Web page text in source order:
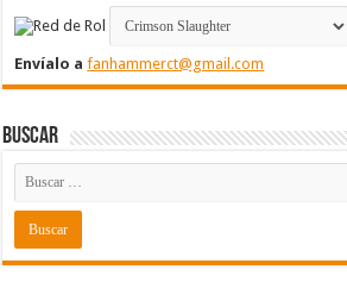
Envíalo afanhammerct@gmail.com
Buscar